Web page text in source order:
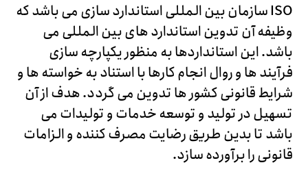
ISO سازمان بین المللی استاندارد سازی می باشد که
وظیفه آن تدوین استاندارد های بین المللی می
باشد. این استانداردها به منظور یکپارچه سازی
فرآیند ها و روال انجام کارها با استناد به خواسته ها و
شرایط قانونی کشور ها تدوین می گردد. هدف از آن
تسهیل در تولید و توسعه خدمات و تولیدات می
باشد تا بدین طریق رضایت مصرف کننده و الزامات
قانونی را برآورده سازد.